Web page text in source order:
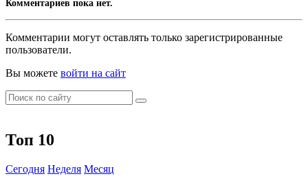
Комментариев пока нет.
Комментарии могут оставлять только зарегистрированные
пользователи.
Вы можете войти на сайт
Топ 10
Сегодня Неделя Месяц